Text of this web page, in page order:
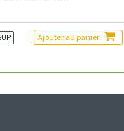
Ajouter au panier